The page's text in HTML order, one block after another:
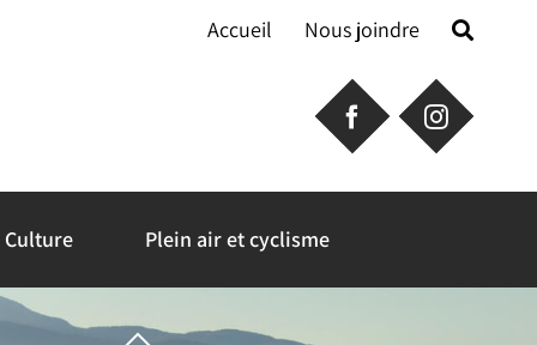
Accueil Nous joindre
Culture Plein air et cyclisme